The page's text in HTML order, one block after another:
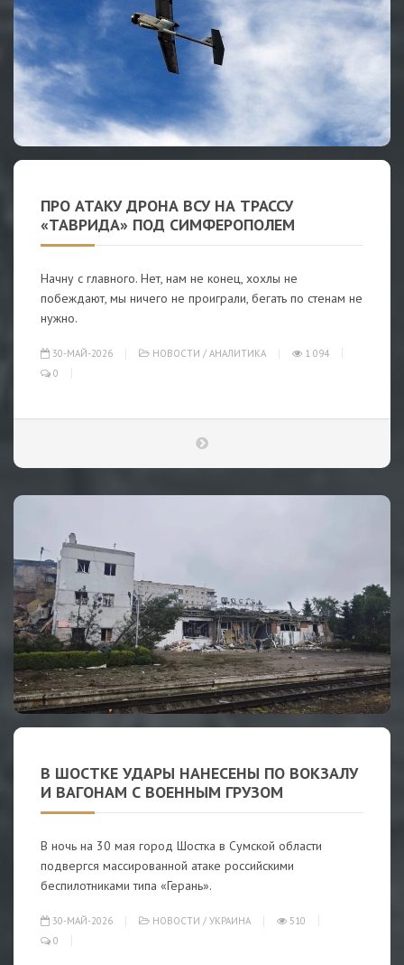
ПРО АТАКУ ДРОНА ВСУ НА ТРАССУ
«ТАВРИДА» ПОД СИМФЕРОПОЛЕМ
Начну с главного. Нет, нам не конец, хохлы не
побеждают, мы ничего не проиграли, бегать по стенам не
нужно.
30-МАЙ-2026 НОВОСТИ / АНАЛИТИКА
1 094
0
В ШОСТКЕ УДАРЫ НАНЕСЕНЫ ПО ВОКЗАЛУ
И ВАГОНАМ С ВОЕННЫМ ГРУЗОМ
В ночь на 30 мая город Шостка в Сумской области
подвергся массированной атаке российскими
беспилотниками типа «Герань».
30-МАЙ-2026 НОВОСТИ / УКРАИНА
510
0